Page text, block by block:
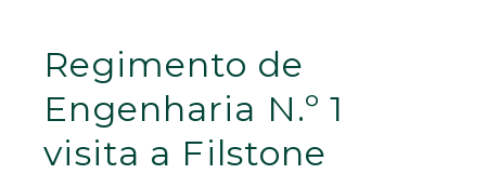
Regimento de
Engenharia N.º 1
visita a Filstone